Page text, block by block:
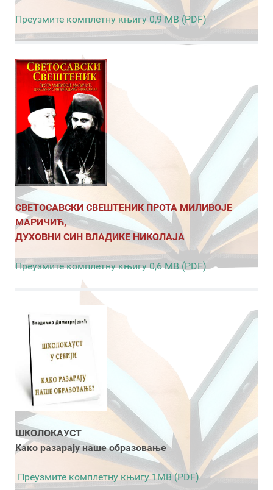
Преузмите комплетну књигу 0,9 MB (PDF)
СВЕТОСАВСКИ СВЕШТЕНИК ПРОТА МИЛИВОЈЕ
МАРИЧИЋ,
ДУХОВНИ СИН ВЛАДИКЕ НИКОЛАЈА
Преузмите комплетну књигу 0,6 MB (PDF)
ШКОЛОКАУСТ
Како разарају наше образовање
Преузмите комплетну књигу 1MB (PDF)